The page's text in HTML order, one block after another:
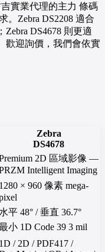
吉實業代理的主力 條碼
。Zebra DS2208 適合
DS4678 則更適
歡迎詢價，我們會依實
Zebra
DS4678
2D 區域影像 —
Intelligent Imaging
1280 × 960 像素 mega-
平 48° / 垂直 36.7°
小 1D Code 39 3 mil
1D / 2D / PDF417 /